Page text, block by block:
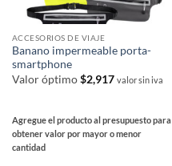
ACCESORIOS DE VIAJE
Banano impermeable porta-
smartphone
Valor óptimo$2,917 valor sin iva
Agregue el producto al presupuesto para
obtener valor por mayor o menor
cantidad